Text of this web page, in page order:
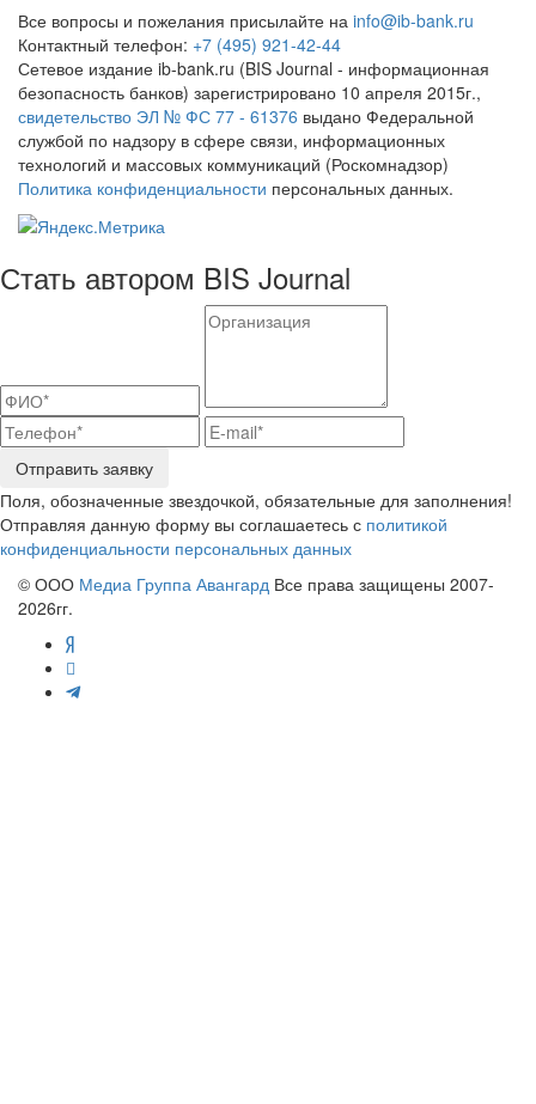
Все вопросы и пожелания присылайте на info@ib-bank.ru
Контактный телефон: +7 (495) 921-42-44
Сетевое издание ib-bank.ru (BIS Journal - информационная
безопасность банков) зарегистрировано 10 апреля 2015г.,
свидетельство ЭЛ № ФС 77 - 61376 выдано Федеральной
службой по надзору в сфере связи, информационных
технологий и массовых коммуникаций (Роскомнадзор)
Политика конфиденциальности персональных данных.
Стать автором BIS Journal
Отправить заявку
Поля, обозначенные звездочкой, обязательные для заполнения!
Отправляя данную форму вы соглашаетесь с политикой
конфиденциальности персональных данных
© ООО Медиа Группа Авангард Все права защищены 2007-
2026гг.